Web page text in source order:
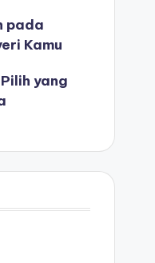
pada
Kamu
yang